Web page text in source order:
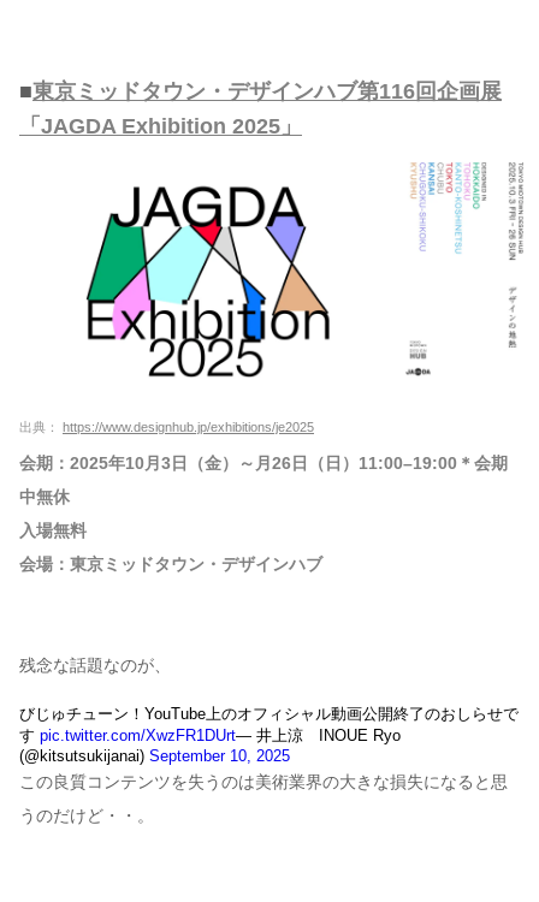
■東京ミッドタウン・デザインハブ第116回企画展
「JAGDA Exhibition 2025」
出典： https://www.designhub.jp/exhibitions/je2025
会期：2025年10月3日（金）～月26日（日）11:00–19:00＊会期
中無休
入場無料
会場：東京ミッドタウン・デザインハブ
残念な話題なのが、
びじゅチューン！YouTube上のオフィシャル動画公開終了のおしらせで
す pic.twitter.com/XwzFR1DUrt— 井上涼 INOUE Ryo
(@kitsutsukijanai) September 10, 2025
この良質コンテンツを失うのは美術業界の大きな損失になると思
うのだけど・・。